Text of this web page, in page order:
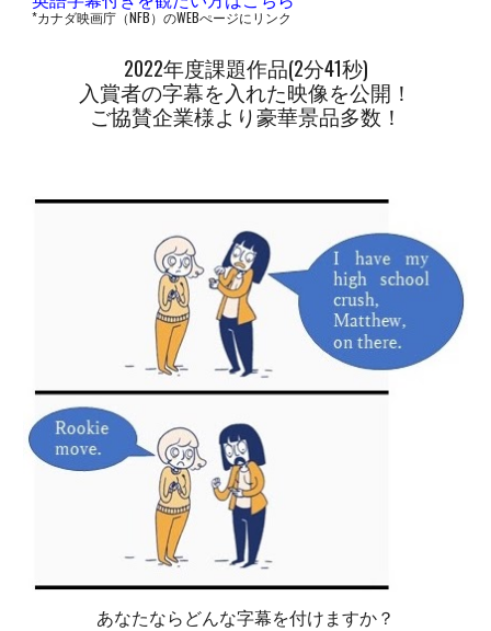
*カナダ映画庁（NFB）のWEBぺージにリンク
2022年度課題作品(2分41秒)
入賞者の字幕を入れた映像を公開！
ご協賛企業様より豪華景品多数！
あなたならどんな字幕を付けますか？